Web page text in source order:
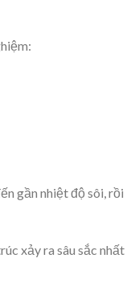
gần nhiệt độ sôi, rồi
xảy ra sâu sắc nhất